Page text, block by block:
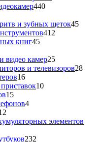
440440
и зубных щеток4545
412
книг4545
видео камер2525
товаров
и телевизоров2828
1616
товаров
1010
1515
товаров
44
товаров
элементов
232